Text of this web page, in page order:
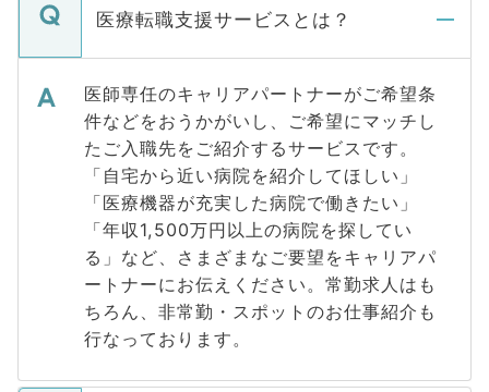
医療転職支援サービスとは？
医師専任のキャリアパートナーがご希望条
件などをおうかがいし、ご希望にマッチし
たご入職先をご紹介するサービスです。
「自宅から近い病院を紹介してほしい」
「医療機器が充実した病院で働きたい」
「年収1,500万円以上の病院を探してい
る」など、さまざまなご要望をキャリアパ
ートナーにお伝えください。常勤求人はも
ちろん、非常勤・スポットのお仕事紹介も
行なっております。